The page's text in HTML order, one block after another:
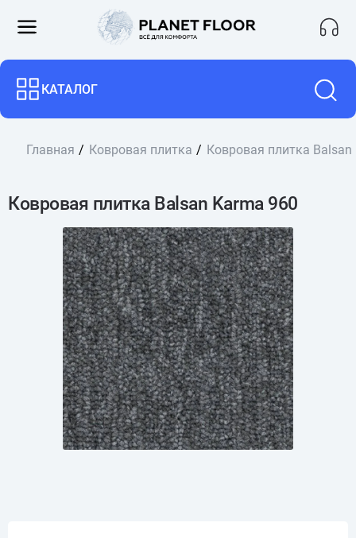
КАТАЛОГ
Главная Ковровая плитка Ковровая плитка Balsan
Ковровая плитка Balsan Karma 960